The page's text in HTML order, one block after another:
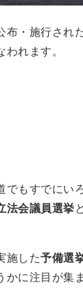
布・施行され
われます。
もすでにい
法会議員選挙
施した予備選
に注目が集